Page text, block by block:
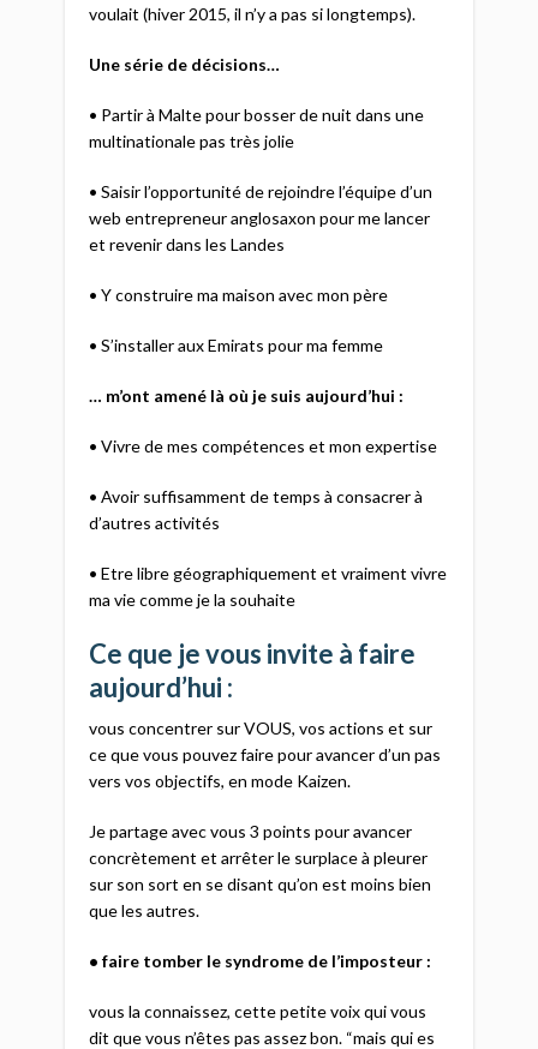
voulait (hiver 2015, il n’y a pas si longtemps).
Une série de décisions…
• Partir à Malte pour bosser de nuit dans une
multinationale pas très jolie
• Saisir l’opportunité de rejoindre l’équipe d’un
web entrepreneur anglosaxon pour me lancer
et revenir dans les Landes
• Y construire ma maison avec mon père
• S’installer aux Emirats pour ma femme
… m’ont amené là où je suis aujourd’hui :
• Vivre de mes compétences et mon expertise
• Avoir suffisamment de temps à consacrer à
d’autres activités
• Etre libre géographiquement et vraiment vivre
ma vie comme je la souhaite
Ce que je vous invite à faire
aujourd’hui :
vous concentrer sur VOUS, vos actions et sur
ce que vous pouvez faire pour avancer d’un pas
vers vos objectifs, en mode Kaizen.
Je partage avec vous 3 points pour avancer
concrètement et arrêter le surplace à pleurer
sur son sort en se disant qu’on est moins bien
que les autres.
• faire tomber le syndrome de l’imposteur :
vous la connaissez, cette petite voix qui vous
dit que vous n’êtes pas assez bon. “mais qui es